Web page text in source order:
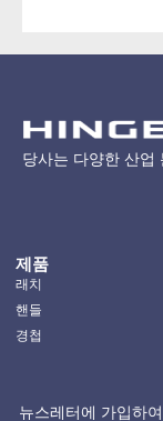
당사는 다양한 산업
제품
래치
핸들
경첩
뉴스레터에 가입하